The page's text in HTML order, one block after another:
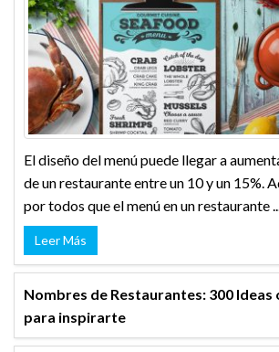
El diseño del menú puede llegar a
de un restaurante entre un 10 y un 15%.
por todos que el menú en un restaurante
Leer Más
Nombres de Restaurantes: 300 Ideas
para inspirarte